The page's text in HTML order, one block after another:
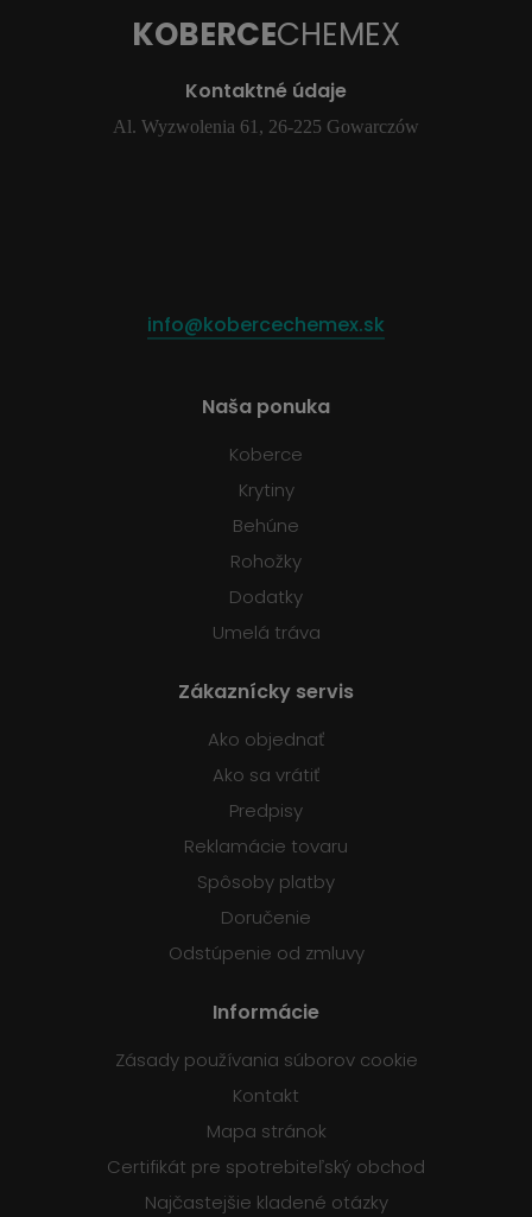
KOBERCECHEMEX
Kontaktné údaje
Al. Wyzwolenia 61, 26-225 Gowarczów
info@kobercechemex.sk
Naša ponuka
Koberce
Krytiny
Behúne
Rohožky
Dodatky
Umelá tráva
Zákaznícky servis
Ako objednať
Ako sa vrátiť
Predpisy
Reklamácie tovaru
Spôsoby platby
Doručenie
Odstúpenie od zmluvy
Informácie
Zásady používania súborov cookie
Kontakt
Mapa stránok
Certifikát pre spotrebiteľský obchod
Najčastejšie kladené otázky